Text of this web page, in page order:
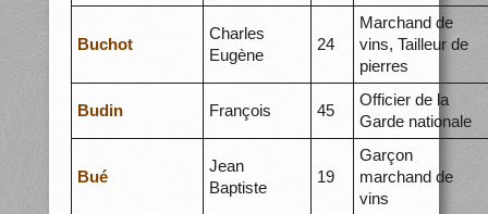
Buchot
Charles
Eugène
24
Marchand de
vins, Tailleur de
pierres
Budin François 45
Officier de la
Garde nationale
Bué
Jean
Baptiste
19
Garçon
marchand de
vins